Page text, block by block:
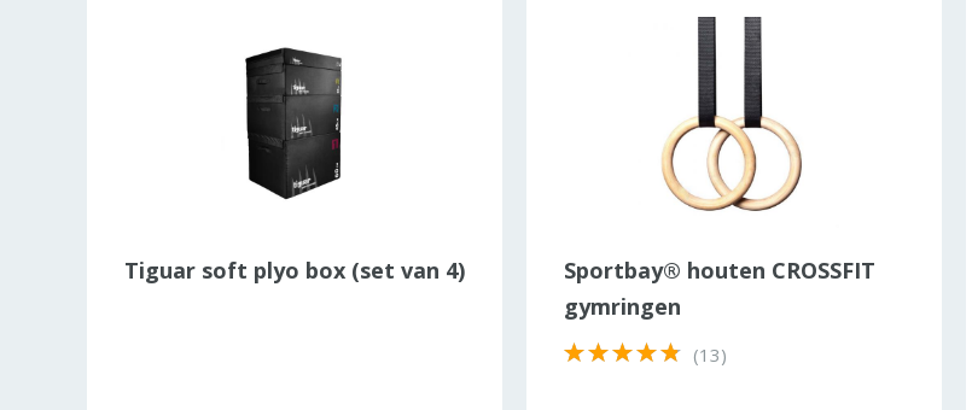
Tiguar soft plyo box (set van 4)
Sportbay® houten CROSSFIT
gymringen
(13)